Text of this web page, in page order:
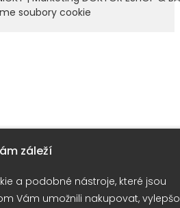
soubory cookie
záleží
a podobné nástroje, které jsou
Vám umožnili nakupovat,